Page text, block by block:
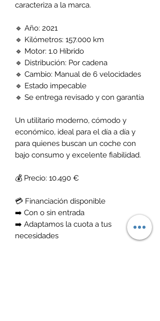
caracteriza a la marca.
🔹 Año: 2021
🔹 Kilómetros: 157.000 km
🔹 Motor: 1.0 Híbrido
🔹 Distribución: Por cadena
🔹 Cambio: Manual de 6 velocidades
🔹 Estado impecable
🔹 Se entrega revisado y con garantía
Un utilitario moderno, cómodo y
económico, ideal para el día a día y
para quienes buscan un coche con
bajo consumo y excelente fiabilidad.
💰 Precio: 10.490 €
💳 Financiación disponible
➡️ Con o sin entrada
➡️ Adaptamos la cuota a tus
necesidades